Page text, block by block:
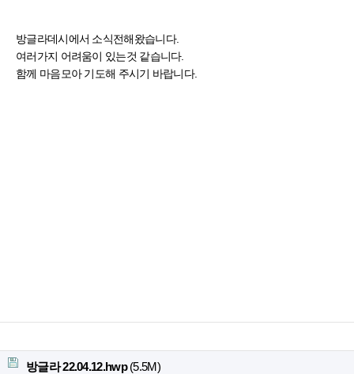
방글라데시에서 소식전해왔습니다.
여러가지 어려움이 있는것 같습니다.
함께 마음모아 기도해 주시기 바랍니다.
첨부파일
방글라 22.04.12.hwp(5.5M)